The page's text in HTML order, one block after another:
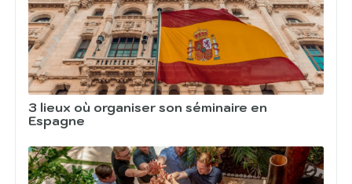
3 lieux où organiser son séminaire en
Espagne